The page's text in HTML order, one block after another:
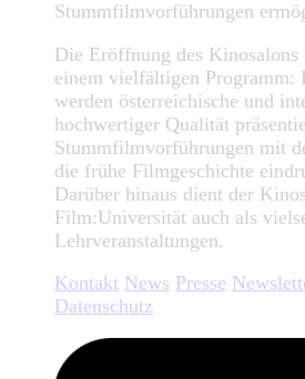
Stummfilmvorführungen
Die Eröffnung des Kinosalons
einem vielfältigen Programm:
werden österreichische und
hochwertiger Qualität
Stummfilmvorführungen mit
die frühe Filmgeschichte
Darüber hinaus dient der
Film:Universität auch als
Lehrveranstaltungen.
Kontakt News Presse
Datenschutz